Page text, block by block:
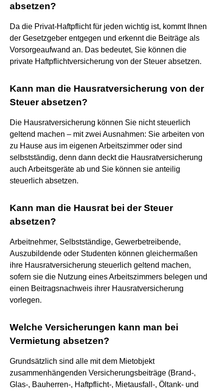
absetzen?
Da die Privat-Haftpflicht für jeden wichtig ist, kommt Ihnen
der Gesetzgeber entgegen und erkennt die Beiträge als
Vorsorgeaufwand an. Das bedeutet, Sie können die
private Haftpflichtversicherung von der Steuer absetzen.
Kann man die Hausratversicherung von der
Steuer absetzen?
Die Hausratversicherung können Sie nicht steuerlich
geltend machen – mit zwei Ausnahmen: Sie arbeiten von
zu Hause aus im eigenen Arbeitszimmer oder sind
selbstständig, denn dann deckt die Hausratversicherung
auch Arbeitsgeräte ab und Sie können sie anteilig
steuerlich absetzen.
Kann man die Hausrat bei der Steuer
absetzen?
Arbeitnehmer, Selbstständige, Gewerbetreibende,
Auszubildende oder Studenten können gleichermaßen
ihre Hausratversicherung steuerlich geltend machen,
sofern sie die Nutzung eines Arbeitszimmers belegen und
einen Beitragsnachweis ihrer Hausratversicherung
vorlegen.
Welche Versicherungen kann man bei
Vermietung absetzen?
Grundsätzlich sind alle mit dem Mietobjekt
zusammenhängenden Versicherungsbeiträge (Brand-,
Glas-, Bauherren-, Haftpflicht-, Mietausfall-, Öltank- und